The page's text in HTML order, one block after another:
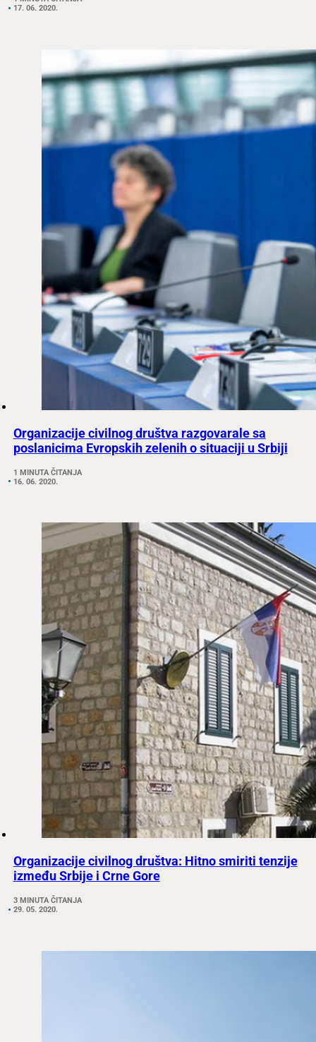
17. 06. 2020.
Organizacije civilnog društva razgovarale sa
poslanicima Evropskih zelenih o situaciji u Srbiji
1 MINUTA ČITANJA
16. 06. 2020.
Organizacije civilnog društva: Hitno smiriti tenzije
između Srbije i Crne Gore
3 MINUTA ČITANJA
29. 05. 2020.